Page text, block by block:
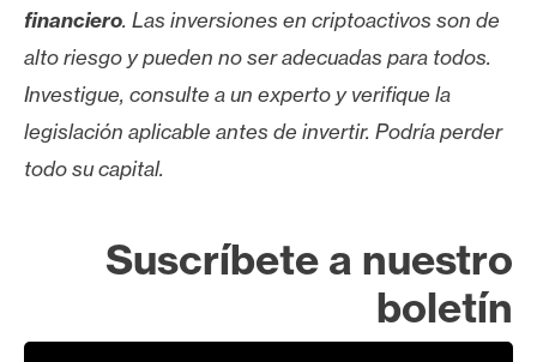
financiero. Las inversiones en criptoactivos son de
alto riesgo y pueden no ser adecuadas para todos.
Investigue, consulte a un experto y verifique la
legislación aplicable antes de invertir. Podría perder
todo su capital.
Suscríbete a nuestro
boletín